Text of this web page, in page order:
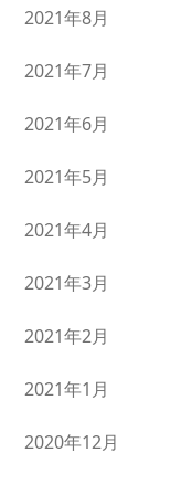
2021年8月
2021年7月
2021年6月
2021年5月
2021年4月
2021年3月
2021年2月
2021年1月
2020年12月